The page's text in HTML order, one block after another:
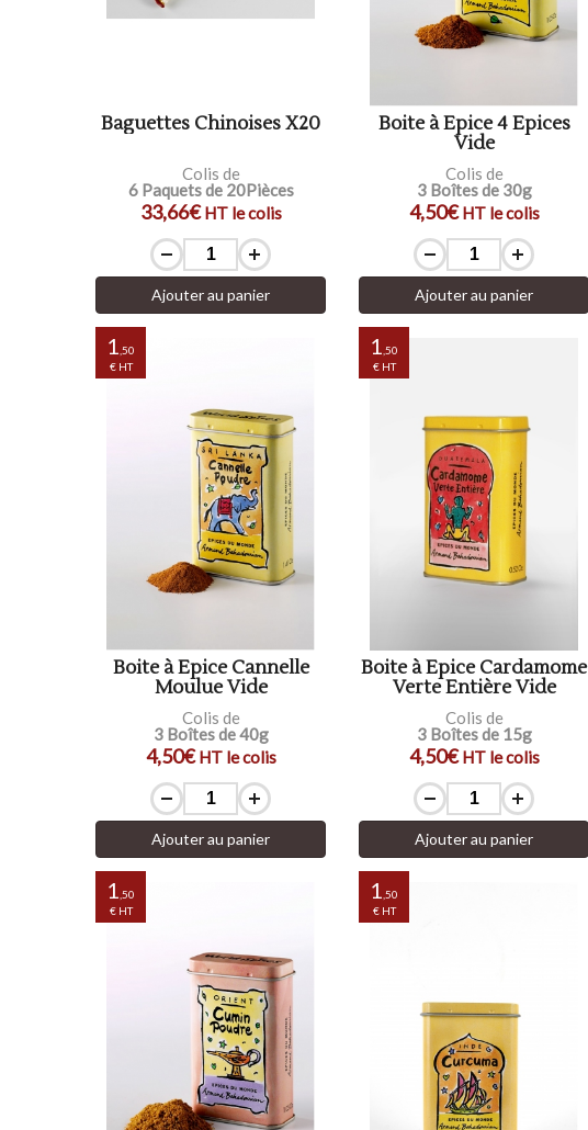
Baguettes Chinoises X20
Colis de
6 Paquets de 20Pièces
33,66€HT le colis
Ajouter au panier
Boite à Epice 4 Epices
Vide
Colis de
3 Boîtes de 30g
4,50€HT le colis
Ajouter au panier
1 ,50
€ HT
Boite à Epice Cannelle
Moulue Vide
Colis de
3 Boîtes de 40g
4,50€HT le colis
Ajouter au panier
1 ,50
€ HT
Boite à Epice Cardamome
Verte Entière Vide
Colis de
3 Boîtes de 15g
4,50€HT le colis
Ajouter au panier
1 ,50
€ HT
1 ,50
€ HT